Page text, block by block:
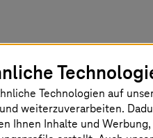
für
wie DevOps und
von künstlicher
Technologien auf
weiterzuverarbeiten.
Ihnen Inhalte und